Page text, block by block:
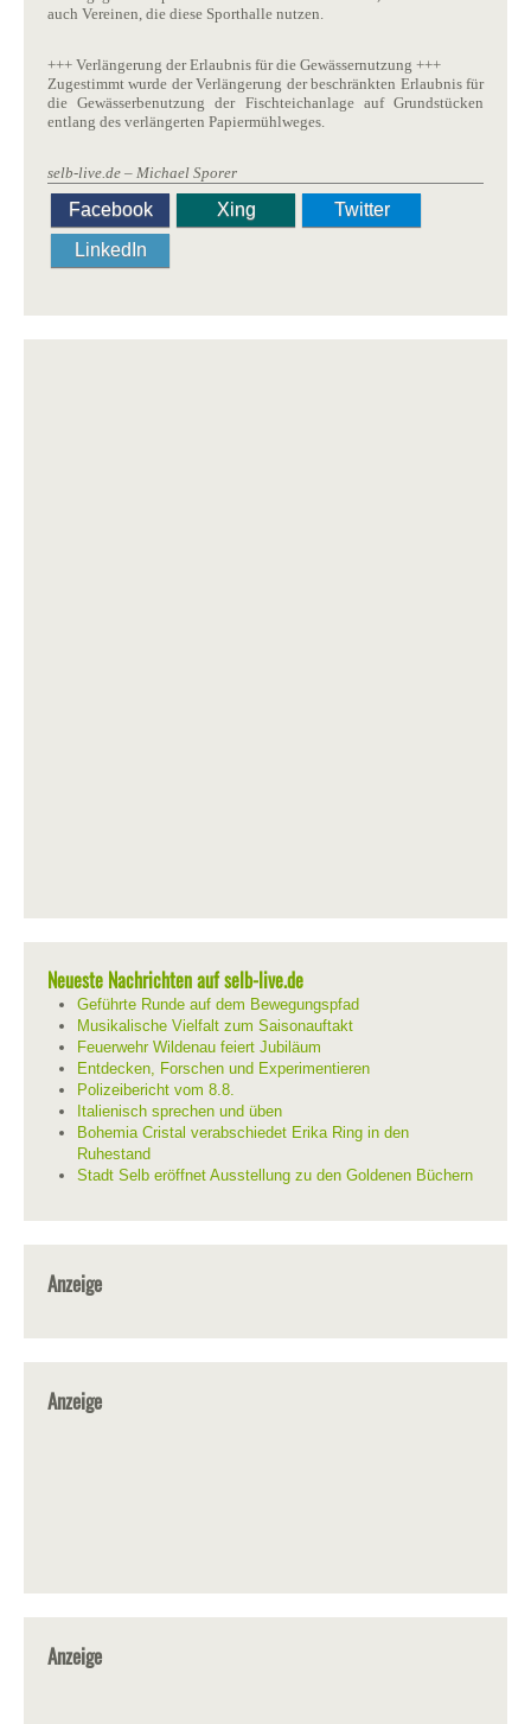
auch Vereinen, die diese Sporthalle nutzen.
+++ Verlängerung der Erlaubnis für die Gewässernutzung +++
Zugestimmt wurde der Verlängerung der beschränkten Erlaubnis für
die Gewässerbenutzung der Fischteichanlage auf Grundstücken
entlang des verlängerten Papiermühlweges.
selb-live.de – Michael Sporer
Facebook Xing
Twitter
LinkedIn
Neueste Nachrichten auf selb-live.de
Geführte Runde auf dem Bewegungspfad
Musikalische Vielfalt zum Saisonauftakt
Feuerwehr Wildenau feiert Jubiläum
Entdecken, Forschen und Experimentieren
Polizeibericht vom 8.8.
Italienisch sprechen und üben
Bohemia Cristal verabschiedet Erika Ring in den
Ruhestand
Stadt Selb eröffnet Ausstellung zu den Goldenen Büchern
Anzeige
Anzeige
Anzeige